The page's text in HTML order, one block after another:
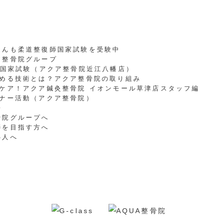
も柔道整復師国家試験を受験中
骨院グループ
家試験（アクア整骨院近江八幡店）
る技術とは？アクア整骨院の取り組み
ア！アクア鍼灸整骨院 イオンモール草津店スタッフ編
ー活動（アクア整骨院）
グループへ
目指す方へ
へ